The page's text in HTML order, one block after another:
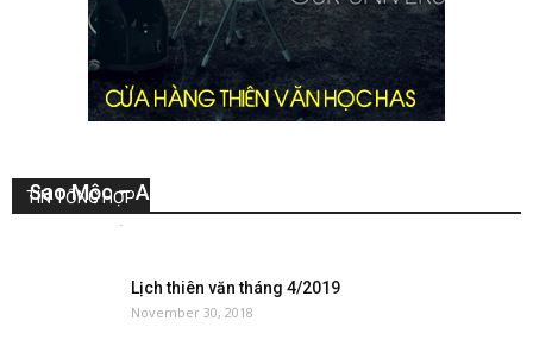
TIN TỔNG HỢP
Sao Mộc – Anh cả của hệ mặt trời
-
Lịch thiên văn tháng 4/2019
November 30, 2018